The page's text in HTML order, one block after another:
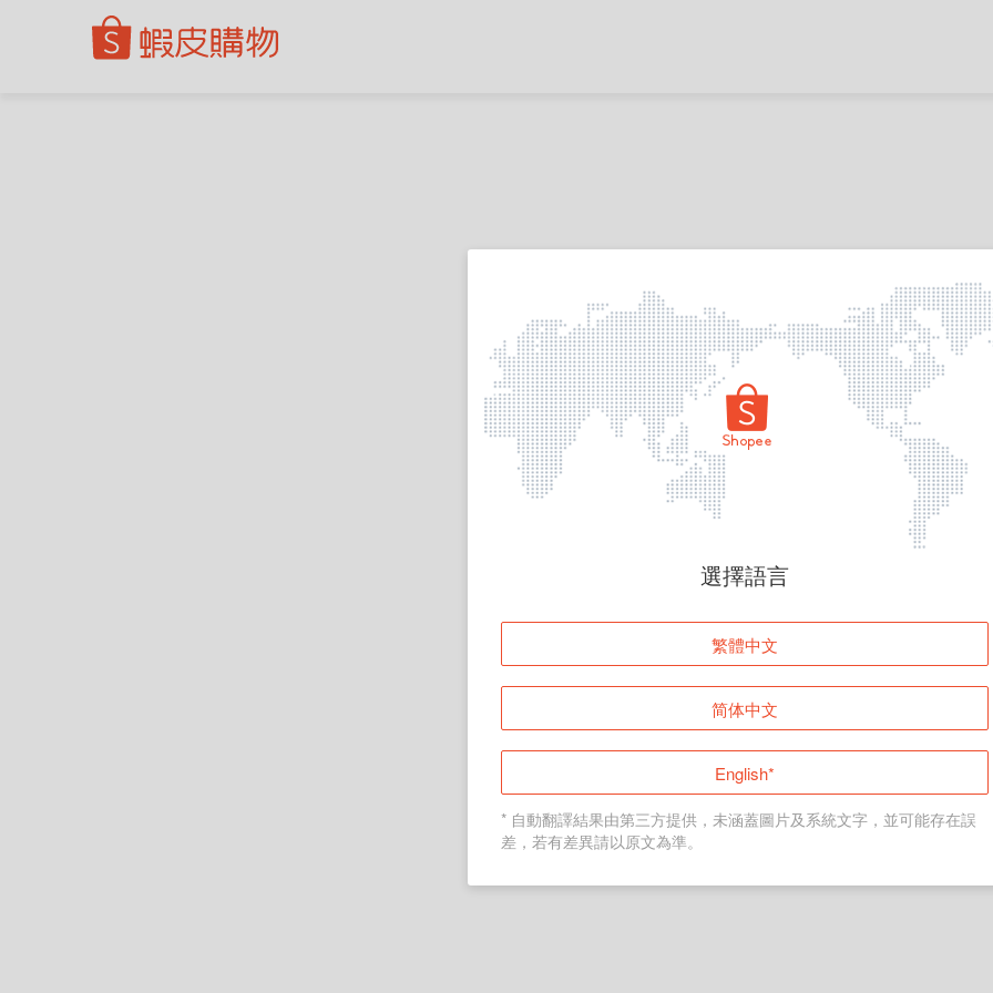
頁面無法顯示
登入
返回首頁
選擇語言
繁體中文
简体中文
English*
* 自動翻譯結果由第三方提供，未涵蓋圖片及系統文字，並可能存在誤
差，若有差異請以原文為準。